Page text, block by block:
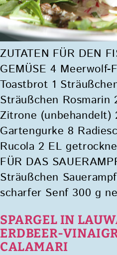
ZUTATEN FÜR DEN
GEMÜSE 4 Meerwolf-
Toastbrot 1
Sträußchen Rosmarin
Zitrone (unbehandelt)
Gartengurke 8
Rucola 2 EL
FÜR DAS
Sträußchen
scharfer Senf 300 g
SPARGEL IN
ERDBEER-
CALAMARI